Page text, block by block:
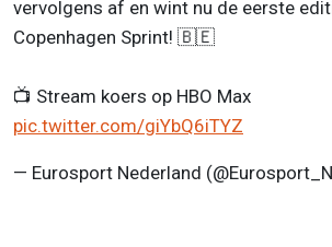
vervolgens af en wint nu de eerste
Copenhagen Sprint! 🇧🇪
📺 Stream koers op HBO Max
pic.twitter.com/giYbQ6iTYZ
— Eurosport Nederland